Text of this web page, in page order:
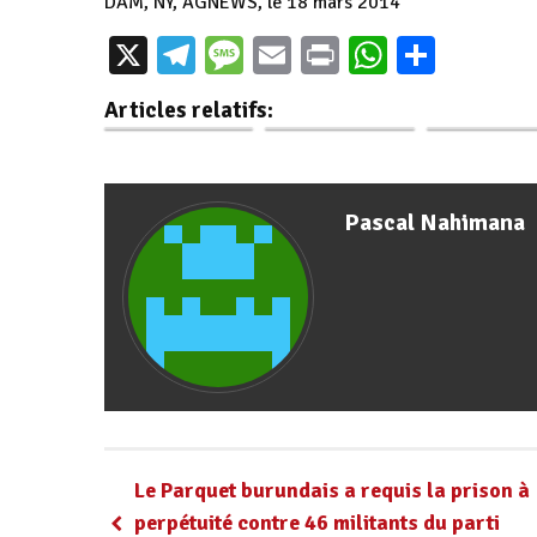
X Telegram
Message
EmailPrintWhatsApp
Articles relatifs:
Burundi : Le
CNDD-FDD
nouveaux…
Bujumbura :
Prestation de
membres des CECI
Pascal Nahimana
Le Parquet burundais a requis la prison à
perpétuité contre 46 militants du parti